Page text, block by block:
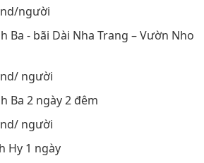
người
Ba - bãi Dài Nha Trang – Vườn Nho
người
Ba 2 ngày 2 đêm
người
Hy 1 ngày